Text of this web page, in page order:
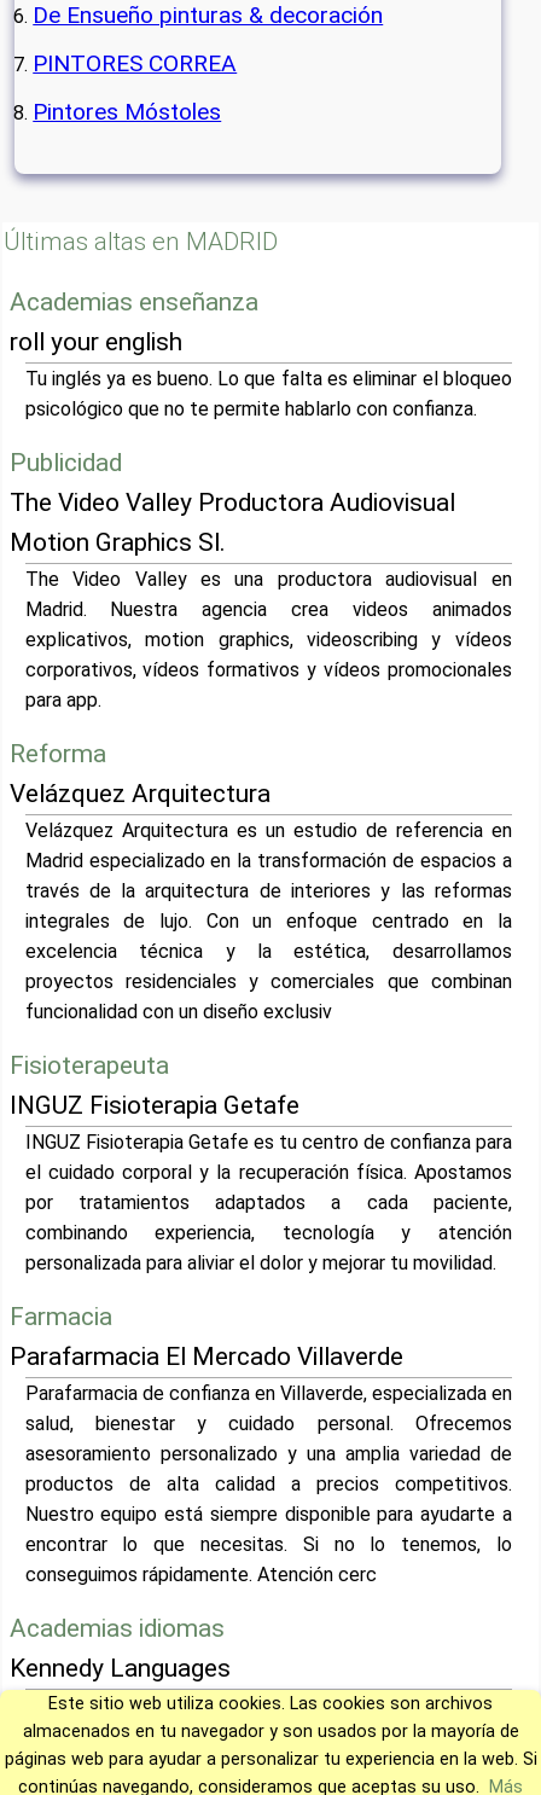
De Ensueño pinturas & decoración
PINTORES CORREA
Pintores Móstoles
Últimas altas en MADRID
Academias enseñanza
roll your english
Tu inglés ya es bueno. Lo que falta es eliminar el bloqueo
psicológico que no te permite hablarlo con confianza.
Publicidad
The Video Valley Productora Audiovisual
Motion Graphics Sl.
The Video Valley es una productora audiovisual en
Madrid. Nuestra agencia crea videos animados
explicativos, motion graphics, videoscribing y vídeos
corporativos, vídeos formativos y vídeos promocionales
para app.
Reforma
Velázquez Arquitectura
Velázquez Arquitectura es un estudio de referencia en
Madrid especializado en la transformación de espacios a
través de la arquitectura de interiores y las reformas
integrales de lujo. Con un enfoque centrado en la
excelencia técnica y la estética, desarrollamos
proyectos residenciales y comerciales que combinan
funcionalidad con un diseño exclusiv
Fisioterapeuta
INGUZ Fisioterapia Getafe
INGUZ Fisioterapia Getafe es tu centro de confianza para
el cuidado corporal y la recuperación física. Apostamos
por tratamientos adaptados a cada paciente,
combinando experiencia, tecnología y atención
personalizada para aliviar el dolor y mejorar tu movilidad.
Farmacia
Parafarmacia El Mercado Villaverde
Parafarmacia de confianza en Villaverde, especializada en
salud, bienestar y cuidado personal. Ofrecemos
asesoramiento personalizado y una amplia variedad de
productos de alta calidad a precios competitivos.
Nuestro equipo está siempre disponible para ayudarte a
encontrar lo que necesitas. Si no lo tenemos, lo
conseguimos rápidamente. Atención cerc
Academias idiomas
Kennedy Languages
En Kennedy ayudamos a los equipos de las empresas a
aprender idiomas de forma natural y aplicados a su
trabajo diario.
Este sitio web utiliza cookies. Las cookies son archivos
almacenados en tu navegador y son usados por la mayoría de
páginas web para ayudar a personalizar tu experiencia en la web. Si
continúas navegando, consideramos que aceptas su uso.
Más